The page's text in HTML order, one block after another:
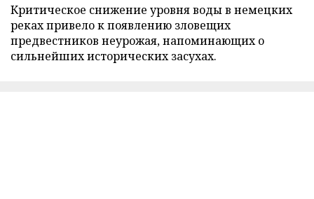
Критическое снижение уровня воды в немецких
реках привело к появлению зловещих
предвестников неурожая, напоминающих о
сильнейших исторических засухах.